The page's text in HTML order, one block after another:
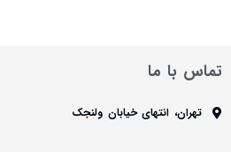
تماس با ما
تهران، انتهای خیابان ولنجک